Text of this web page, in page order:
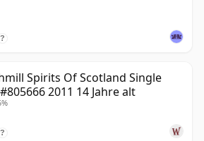
?
Spirits Of Scotland Single
2011 14 Jahre alt
?